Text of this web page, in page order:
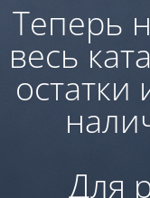
Теперь
весь
остатки
Для